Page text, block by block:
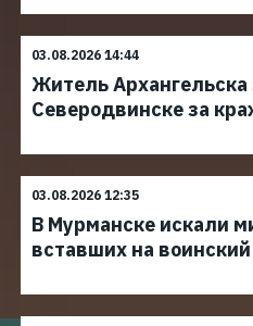
03.08.2026 14:44
Житель
Северодвинске за
03.08.2026 12:35
В Мурманске искали
вставших на воинский